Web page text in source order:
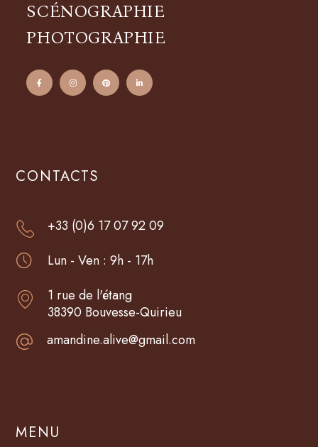
SCÉNOGRAPHIE
PHOTOGRAPHIE
CONTACTS
+33 (0)6 17 07 92 09
Lun - Ven : 9h - 17h
1 rue de l'étang
38390 Bouvesse-Quirieu
amandine.alive@gmail.com
MENU